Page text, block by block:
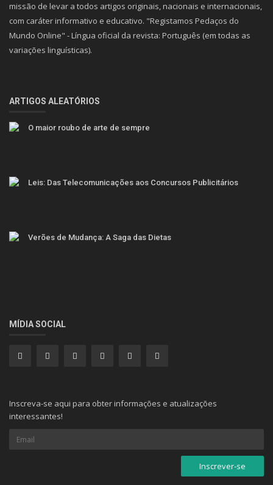
missão de levar a todos artigos originais, nacionais e internacionais,
com caráter informativo e educativo. "Registamos Pedaços do
Mundo Online" - Língua oficial da revista: Português (em todas as
variações linguísticas).
ARTIGOS ALEATÓRIOS
O maior roubo de arte de sempre
Leis: Das Telecomunicações aos Concursos Publicitários
Verões de Mudança: A Saga das Dietas
MÍDIA SOCIAL
Inscreva-se aqui para obter informações e atualizações
interessantes!